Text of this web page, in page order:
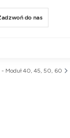
do nas
- Moduł 40, 45, 50, 60